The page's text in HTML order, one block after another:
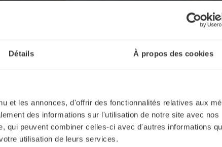
Détails À propos des cookies
et les annonces, d'offrir des fonctionnalités relatives aux
des informations sur l'utilisation de notre site avec nos
qui peuvent combiner celles-ci avec d'autres informations
utilisation de leurs services.
commercial ne fait pas exception. En intégrant des
répétitives, mais aussi améliorer la prise de décision